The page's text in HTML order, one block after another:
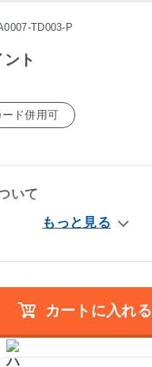
TD003-P
ト
ド併用可
いて
カートに入れる